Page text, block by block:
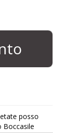
posso
Boccasile